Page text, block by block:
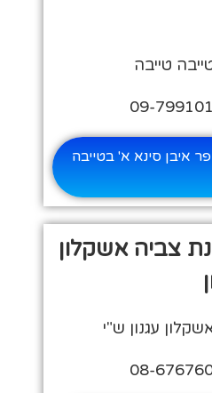
טייבה
איבן סינא א' בטייבה
צביה אשקלון
עגנון ש"י